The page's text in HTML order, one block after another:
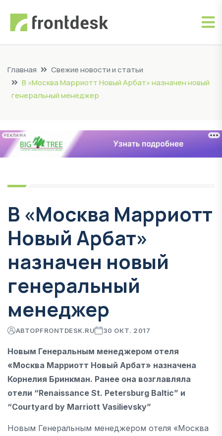
Главная
Свежие новости и статьи
В «Москва Марриотт Новый Арбат» назначен новый
генеральный менеджер
РЕКЛАМА
В «Москва Марриотт
Новый Арбат»
назначен новый
генеральный
менеджер
АВТОРFRONTDESK.RU 30 ОКТ. 2017
Новым Генеральным менеджером отеля
«Москва Марриотт Новый Арбат» назначена
Корнелия Бринкман. Ранее она возглавляла
отели “Renaissance St. Petersburg Baltic” и
“Courtyard by Marriott Vasilievsky”
Новым Генеральным менеджером отеля «Москва